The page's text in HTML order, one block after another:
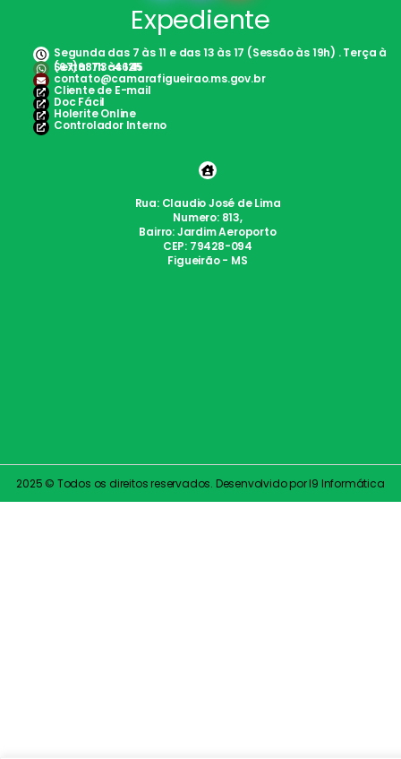
Expediente
Segunda das 7 às 11 e das 13 às 17 (Sessão às 19h) . Terça à
Sexta: 7h às 12h
(67)98113-4645
contato@camarafigueirao.ms.gov.br
Cliente de E-mail
Doc Fácil
Holerite Online
Controlador Interno
Rua: Claudio José de Lima
Numero: 813,
Bairro: Jardim Aeroporto
CEP: 79428-094
Figueirão - MS
2025 © Todos os direitos reservados. Desenvolvido por I9 Informática